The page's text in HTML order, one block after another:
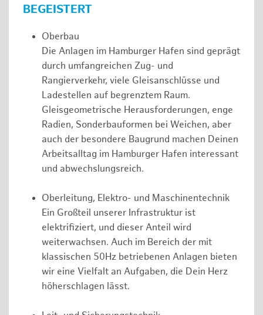
BEGEISTERT
Oberbau
Die Anlagen im Hamburger Hafen sind geprägt
durch umfangreichen Zug- und
Rangierverkehr, viele Gleisanschlüsse und
Ladestellen auf begrenztem Raum.
Gleisgeometrische Herausforderungen, enge
Radien, Sonderbauformen bei Weichen, aber
auch der besondere Baugrund machen Deinen
Arbeitsalltag im Hamburger Hafen interessant
und abwechslungsreich.
Oberleitung, Elektro- und Maschinentechnik
Ein Großteil unserer Infrastruktur ist
elektrifiziert, und dieser Anteil wird
weiterwachsen. Auch im Bereich der mit
klassischen 50Hz betriebenen Anlagen bieten
wir eine Vielfalt an Aufgaben, die Dein Herz
höherschlagen lässt.